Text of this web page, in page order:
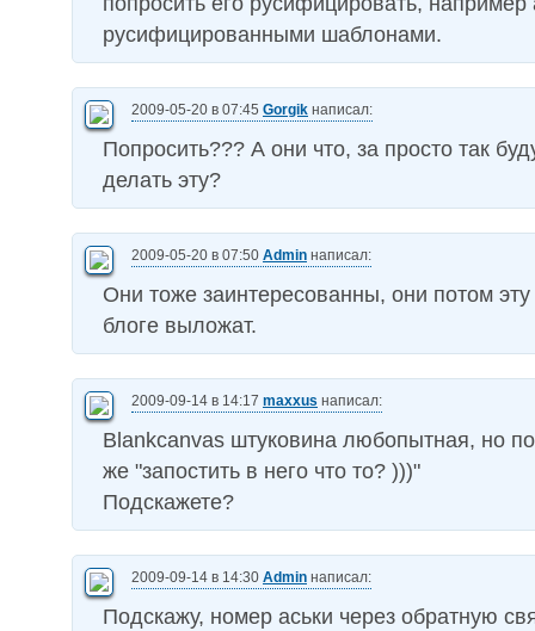
русифицированными шаблонами.
2009-05-20 в 07:45 Gorgik написал:
Попросить??? А они что, за просто так
делать эту?
2009-05-20 в 07:50 Admin написал:
Они тоже заинтересованны, они потом
блоге выложат.
2009-09-14 в 14:17 maxxus написал:
Blankcanvas штуковина любопытная, но
же "запостить в него что то? )))"
Подскажете?
2009-09-14 в 14:30 Admin написал:
Подскажу, номер аськи через обратную